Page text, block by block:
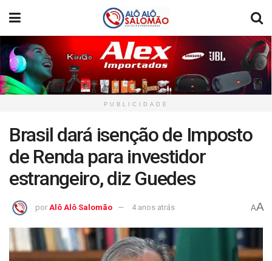
PUBLICIDADE
Brasil dará isenção de Imposto
de Renda para investidor
estrangeiro, diz Guedes
por Alô Alô Salomão 4 anos atrás AA